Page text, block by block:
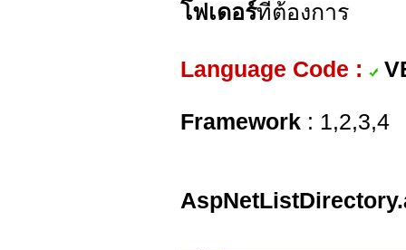
โฟเดอร์ที่ต้องการ
Language Code :
Framework : 1,2,3,4